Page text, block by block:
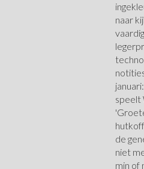
naar
speelt
de
niet
min of